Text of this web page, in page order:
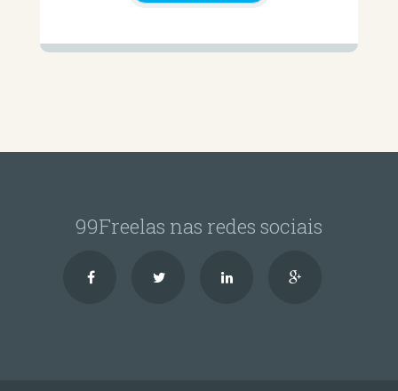
99Freelas nas redes sociais